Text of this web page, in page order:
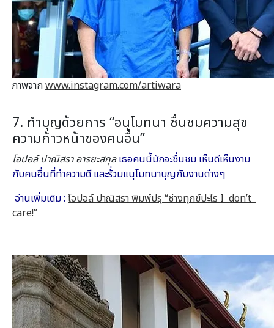
ภาพจากwww.instagram.com/artiwara
7. ทำบุญด้วยการ “อนุโมทนา ชื่นชมความสุข
ความก้าวหน้าของคนอื่น”
โอปอล์ ปาณิสรา อารยะสกุลเธอคนนี้มักจะชื่นชม เห็นดีเห็นงาม
กับคนอื่นที่ทำความดี และร้่วมแนุโมทนาบุญกับงานต่างๆ
อ่านเพิ่มเติม : โอปอล์ ปาณิสรา พิมพ์ปรุ “ช่างทุกข์ปะไร I don’t
care!”